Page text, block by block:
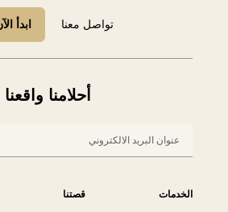
تواصل معنا ابدأ الآن
أحلامنا واقعنا
الخدمات قصتنا